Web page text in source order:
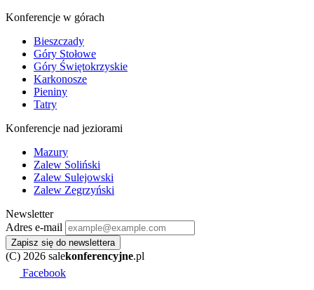
Konferencje w górach
Bieszczady
Góry Stołowe
Góry Świętokrzyskie
Karkonosze
Pieniny
Tatry
Konferencje nad jeziorami
Mazury
Zalew Soliński
Zalew Sulejowski
Zalew Zegrzyński
Newsletter
Adres e-mail
Zapisz się do newslettera
(C) 2026 salekonferencyjne.pl
Facebook